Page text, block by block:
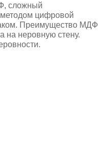
сложный
цифровой
Преимущество МДФ
на неровную стену.